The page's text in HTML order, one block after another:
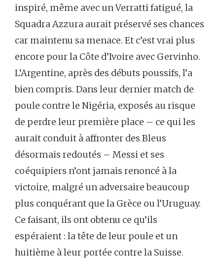
inspiré, même avec un Verratti fatigué, la
Squadra Azzura aurait préservé ses chances
car maintenu sa menace. Et c’est vrai plus
encore pour la Côte d’Ivoire avec Gervinho.
L’Argentine, après des débuts poussifs, l’a
bien compris. Dans leur dernier match de
poule contre le Nigéria, exposés au risque
de perdre leur première place – ce qui les
aurait conduit à affronter des Bleus
désormais redoutés – Messi et ses
coéquipiers n’ont jamais renoncé à la
victoire, malgré un adversaire beaucoup
plus conquérant que la Grèce ou l’Uruguay.
Ce faisant, ils ont obtenu ce qu’ils
espéraient : la tête de leur poule et un
huitième à leur portée contre la Suisse.